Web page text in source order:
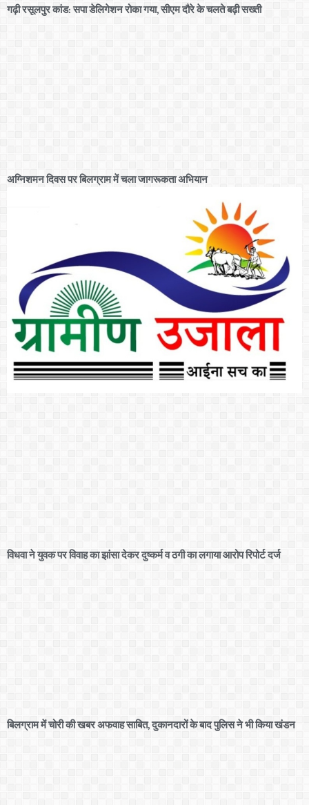
गढ़ी रसूलपुर कांड: सपा डेलिगेशन रोका गया, सीएम दौरे के चलते बढ़ी सख्ती
अग्निशमन दिवस पर बिलग्राम में चला जागरूकता अभियान
विधवा ने युवक पर विवाह का झांसा देकर दुष्कर्म व ठगी का लगाया आरोप रिपोर्ट दर्ज
बिलग्राम में चोरी की खबर अफवाह साबित, दुकानदारों के बाद पुलिस ने भी किया खंडन